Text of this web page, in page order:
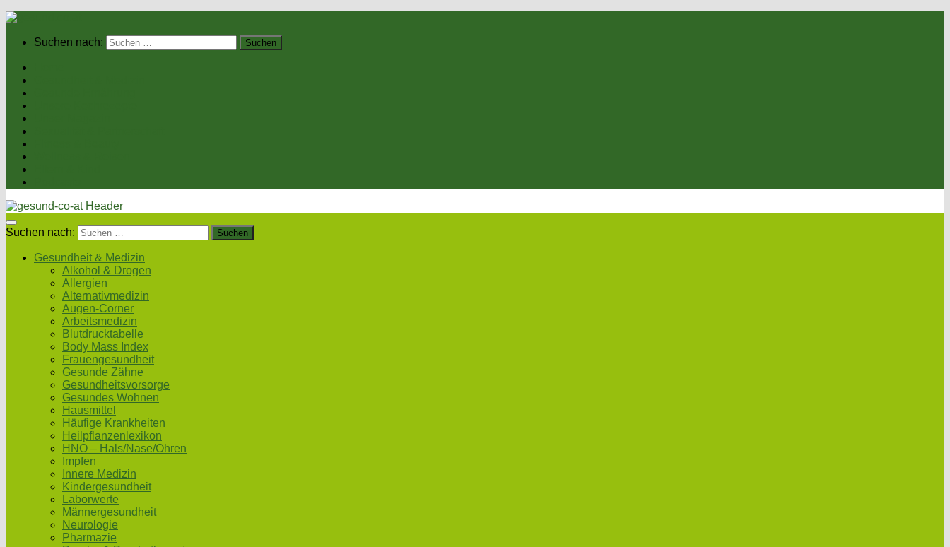
Suchen nach:
Suchen nach:
Gesundheit & Medizin
Alkohol & Drogen
Allergien
Alternativmedizin
Augen-Corner
Arbeitsmedizin
Blutdrucktabelle
Body Mass Index
Frauengesundheit
Gesunde Zähne
Gesundheitsvorsorge
Gesundes Wohnen
Hausmittel
Häufige Krankheiten
Heilpflanzenlexikon
HNO – Hals/Nase/Ohren
Impfen
Innere Medizin
Kindergesundheit
Laborwerte
Männergesundheit
Neurologie
Pharmazie